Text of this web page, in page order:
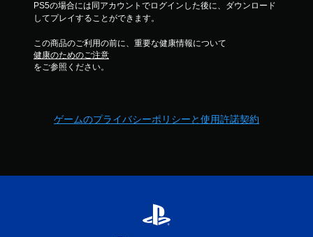
PS5の場合には同アカウントでログインした後に、ダウンロード
してプレイすることができます。
この商品のご利用の前に、重要な健康情報について
健康のためのご注意
をご参照ください。
ゲームのプライバシーポリシーと使用許諾契約